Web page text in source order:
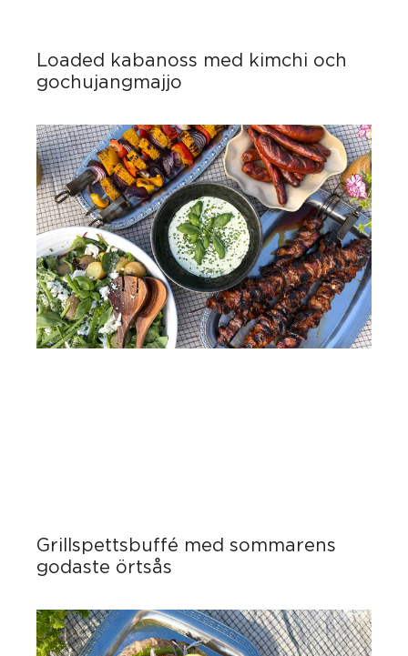
Loaded kabanoss med kimchi och
gochujangmajjo
Grillspettsbuffé med sommarens
godaste örtsås